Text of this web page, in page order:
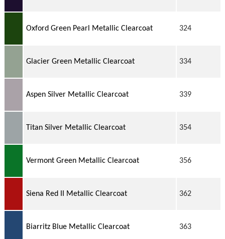
Oxford Green Pearl Metallic Clearcoat 324
Glacier Green Metallic Clearcoat 334
Aspen Silver Metallic Clearcoat 339
Titan Silver Metallic Clearcoat 354
Vermont Green Metallic Clearcoat 356
Siena Red II Metallic Clearcoat 362
Biarritz Blue Metallic Clearcoat 363